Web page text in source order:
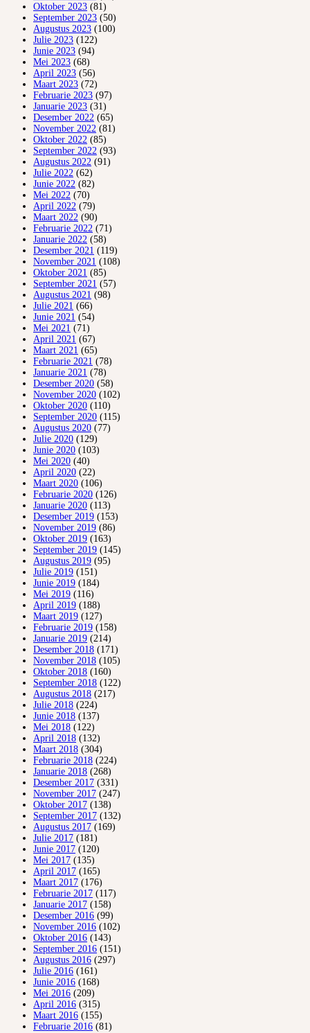
Oktober 2023 (81)
September 2023 (50)
Augustus 2023 (100)
Julie 2023 (122)
Junie 2023 (94)
Mei 2023 (68)
April 2023 (56)
Maart 2023 (72)
Februarie 2023 (97)
Januarie 2023 (31)
Desember 2022 (65)
November 2022 (81)
Oktober 2022 (85)
September 2022 (93)
Augustus 2022 (91)
Julie 2022 (62)
Junie 2022 (82)
Mei 2022 (70)
April 2022 (79)
Maart 2022 (90)
Februarie 2022 (71)
Januarie 2022 (58)
Desember 2021 (119)
November 2021 (108)
Oktober 2021 (85)
September 2021 (57)
Augustus 2021 (98)
Julie 2021 (66)
Junie 2021 (54)
Mei 2021 (71)
April 2021 (67)
Maart 2021 (65)
Februarie 2021 (78)
Januarie 2021 (78)
Desember 2020 (58)
November 2020 (102)
Oktober 2020 (110)
September 2020 (115)
Augustus 2020 (77)
Julie 2020 (129)
Junie 2020 (103)
Mei 2020 (40)
April 2020 (22)
Maart 2020 (106)
Februarie 2020 (126)
Januarie 2020 (113)
Desember 2019 (153)
November 2019 (86)
Oktober 2019 (163)
September 2019 (145)
Augustus 2019 (95)
Julie 2019 (151)
Junie 2019 (184)
Mei 2019 (116)
April 2019 (188)
Maart 2019 (127)
Februarie 2019 (158)
Januarie 2019 (214)
Desember 2018 (171)
November 2018 (105)
Oktober 2018 (160)
September 2018 (122)
Augustus 2018 (217)
Julie 2018 (224)
Junie 2018 (137)
Mei 2018 (122)
April 2018 (132)
Maart 2018 (304)
Februarie 2018 (224)
Januarie 2018 (268)
Desember 2017 (331)
November 2017 (247)
Oktober 2017 (138)
September 2017 (132)
Augustus 2017 (169)
Julie 2017 (181)
Junie 2017 (120)
Mei 2017 (135)
April 2017 (165)
Maart 2017 (176)
Februarie 2017 (117)
Januarie 2017 (158)
Desember 2016 (99)
November 2016 (102)
Oktober 2016 (143)
September 2016 (151)
Augustus 2016 (297)
Julie 2016 (161)
Junie 2016 (168)
Mei 2016 (209)
April 2016 (315)
Maart 2016 (155)
Februarie 2016 (81)